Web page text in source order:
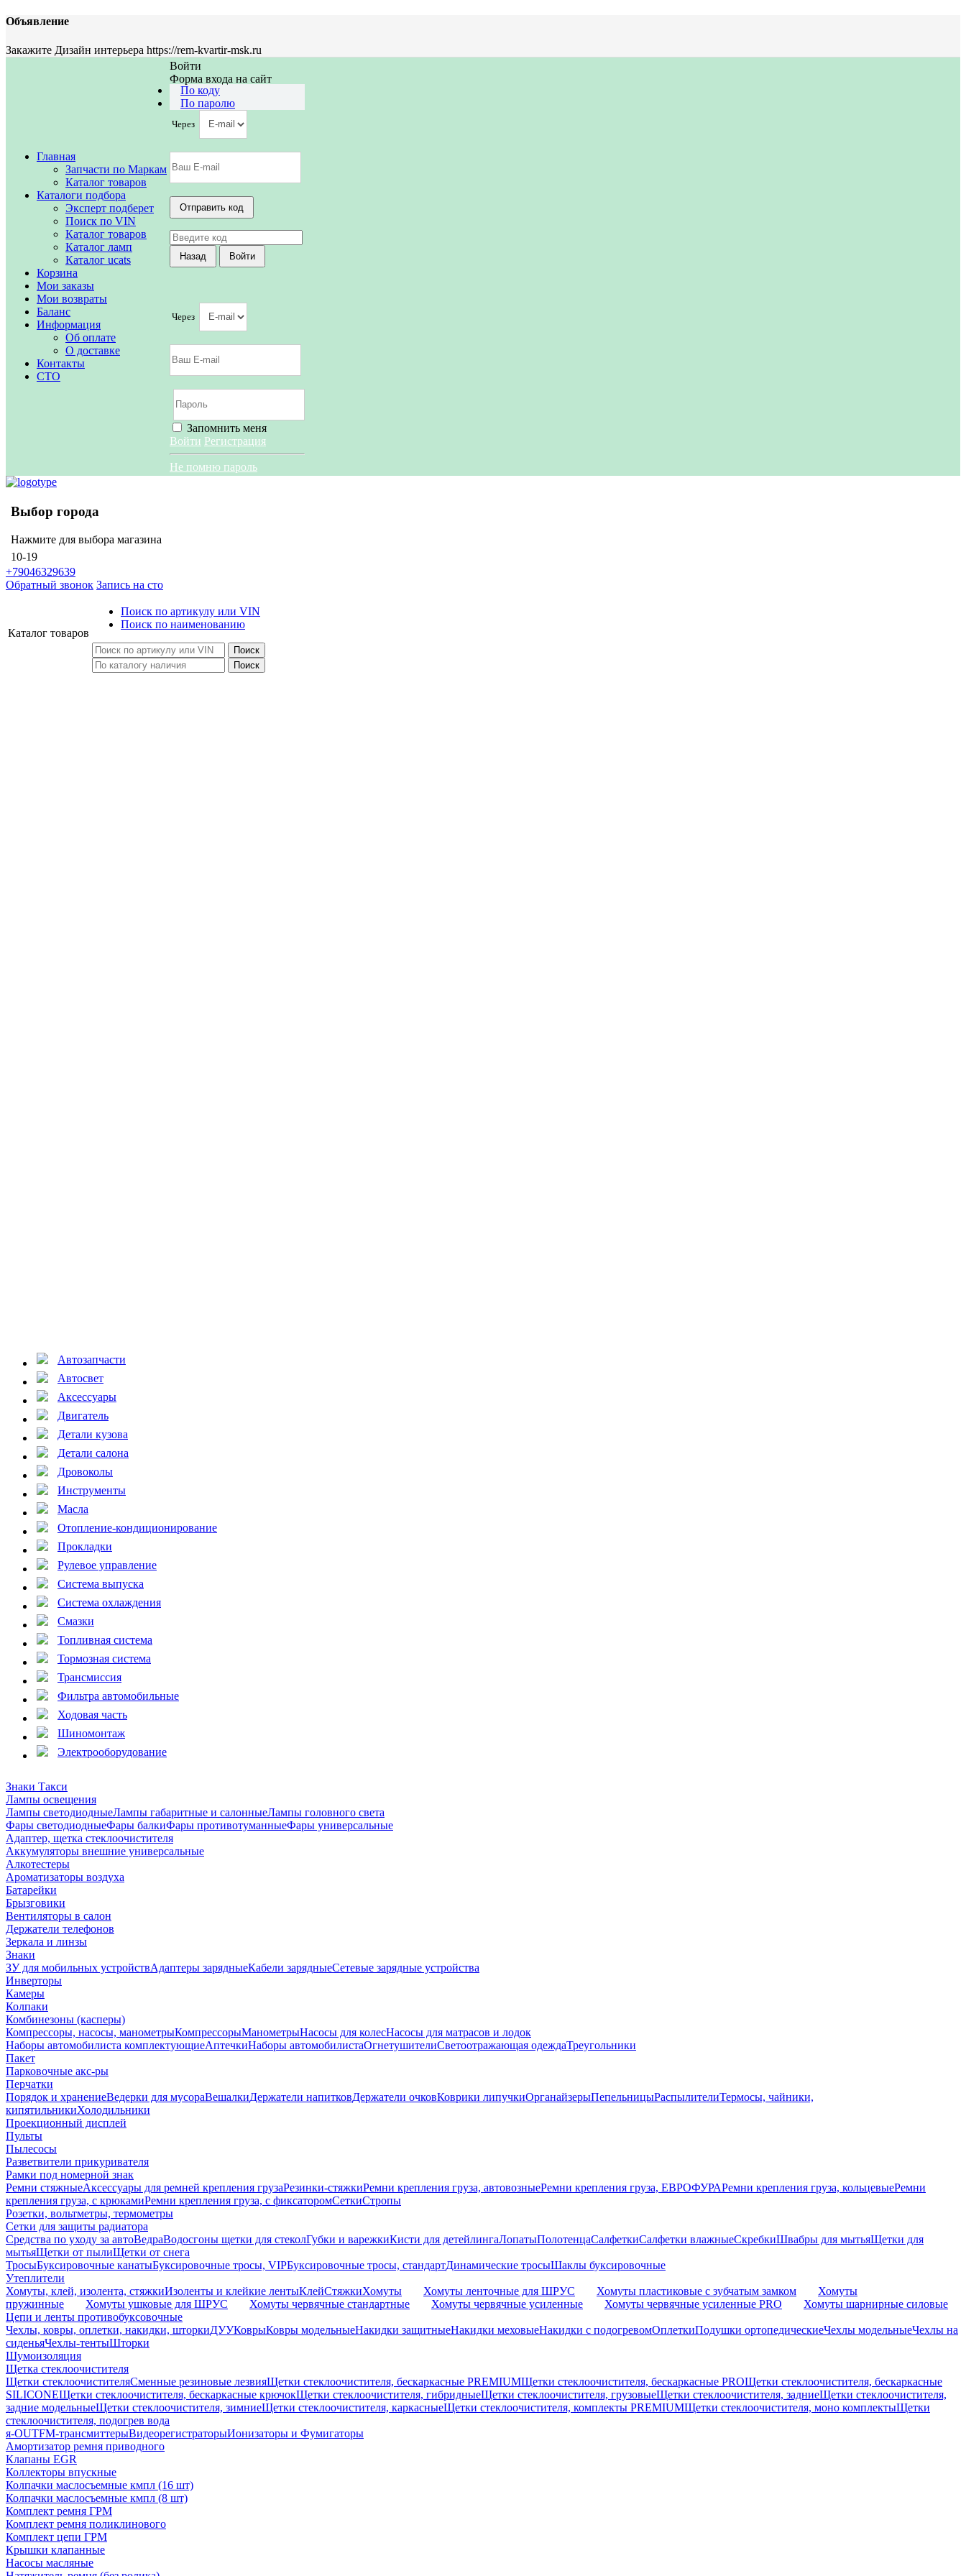
Объявление
Закажите Дизайн интерьера https://rem-kvartir-msk.ru
Главная
Запчасти по Маркам
Каталог товаров
Каталоги подбора
Эксперт подберет
Поиск по VIN
Каталог товаров
Каталог ламп
Каталог ucats
Корзина
Мои заказы
Мои возвраты
Баланс
Информация
Об оплате
О доставке
Контакты
СТО
Войти
Форма входа на сайт
По коду
По паролю
Через
Через
Запомнить меня
Войти Регистрация
Не помню пароль
Выбор города
Нажмите для выбора магазина
10-19
+79046329639
Обратный звонок Запись на сто
Каталог товаров
Поиск по артикулу или VIN
Поиск по наименованию
Поиск
Поиск
Автозапчасти
Автосвет
Аксессуары
Двигатель
Детали кузова
Детали салона
Дровоколы
Инструменты
Масла
Отопление-кондиционирование
Прокладки
Рулевое управление
Система выпуска
Система охлаждения
Смазки
Топливная система
Тормозная система
Трансмиссия
Фильтра автомобильные
Ходовая часть
Шиномонтаж
Электрооборудование
Знаки Такси
Лампы освещения
Лампы светодиодныеЛампы габаритные и салонныеЛампы головного света
Фары светодиодныеФары балкиФары противотуманныеФары универсальные
Адаптер, щетка стеклоочистителя
Аккумуляторы внешние универсальные
Алкотестеры
Ароматизаторы воздуха
Батарейки
Брызговики
Вентиляторы в салон
Держатели телефонов
Зеркала и линзы
Знаки
ЗУ для мобильных устройствАдаптеры зарядныеКабели зарядныеСетевые зарядные устройства
Инверторы
Камеры
Колпаки
Комбинезоны (касперы)
Компрессоры, насосы, манометрыКомпрессорыМанометрыНасосы для колесНасосы для матрасов и лодок
Наборы автомобилиста комплектующиеАптечкиНаборы автомобилистаОгнетушителиСветоотражающая одеждаТреугольники
Пакет
Парковочные акс-ры
Перчатки
Порядок и хранениеВедерки для мусораВешалкиДержатели напитковДержатели очковКоврики липучкиОрганайзерыПепельницыРаспылителиТермосы, чайники,
кипятильникиХолодильники
Проекционный дисплей
Пульты
Пылесосы
Разветвители прикуривателя
Рамки под номерной знак
Ремни стяжныеАксессуары для ремней крепления грузаРезинки-стяжкиРемни крепления груза, автовозныеРемни крепления груза, ЕВРОФУРАРемни крепления груза, кольцевыеРемни
крепления груза, с крюкамиРемни крепления груза, с фиксаторомСеткиСтропы
Розетки, вольтметры, термометры
Сетки для защиты радиатора
Средства по уходу за автоВедраВодосгоны щетки для стеколГубки и варежкиКисти для детейлингаЛопатыПолотенцаСалфеткиСалфетки влажныеСкребкиШвабры для мытьяЩетки для
мытьяЩетки от пылиЩетки от снега
ТросыБуксировочные канатыБуксировочные тросы, VIPБуксировочные тросы, стандартДинамические тросыШаклы буксировочные
Утеплители
Хомуты, клей, изолента, стяжкиИзоленты и клейкие лентыКлейСтяжкиХомуты Хомуты ленточные для ШРУС Хомуты пластиковые с зубчатым замком
Хомуты
пружинные
Хомуты ушковые для ШРУС Хомуты червячные стандартные Хомуты червячные усиленные Хомуты червячные усиленные PRO
Хомуты шарнирные силовые
Цепи и ленты противобуксовочные
Чехлы, ковры, оплетки, накидки, шторкиДУУКоврыКовры модельныеНакидки защитныеНакидки меховыеНакидки с подогревомОплеткиПодушки ортопедическиеЧехлы модельныеЧехлы на
сиденьяЧехлы-тентыШторки
Шумоизоляция
Щетка стеклоочистителя
Щетки стеклоочистителяСменные резиновые лезвияЩетки стеклоочистителя, бескаркасные PREMIUMЩетки стеклоочистителя, бескаркасные PROЩетки стеклоочистителя, бескаркасные
SILICONEЩетки стеклоочистителя, бескаркасные крючокЩетки стеклоочистителя, гибридныеЩетки стеклоочистителя, грузовыеЩетки стеклоочистителя, задниеЩетки стеклоочистителя,
задние модельныеЩетки стеклоочистителя, зимниеЩетки стеклоочистителя, каркасныеЩетки стеклоочистителя, комплекты PREMIUMЩетки стеклоочистителя, моно комплектыЩетки
стеклоочистителя, подогрев вода
я-OUTFM-трансмиттерыВидеорегистраторыИонизаторы и Фумигаторы
Амортизатор ремня приводного
Клапаны EGR
Коллекторы впускные
Колпачки маслосъемные кмпл (16 шт)
Колпачки маслосъемные кмпл (8 шт)
Комплект ремня ГРМ
Комплект ремня поликлинового
Комплект цепи ГРМ
Крышки клапанные
Насосы масляные